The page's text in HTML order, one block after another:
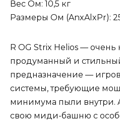
Вес Ом: 10,5 кг
Размеры Ом (AnxAlxPr):
R OG Strix Helios —
продуманный и
предназначение —
системы, требующие
минимума пыли внутри.
свою миди-башню с